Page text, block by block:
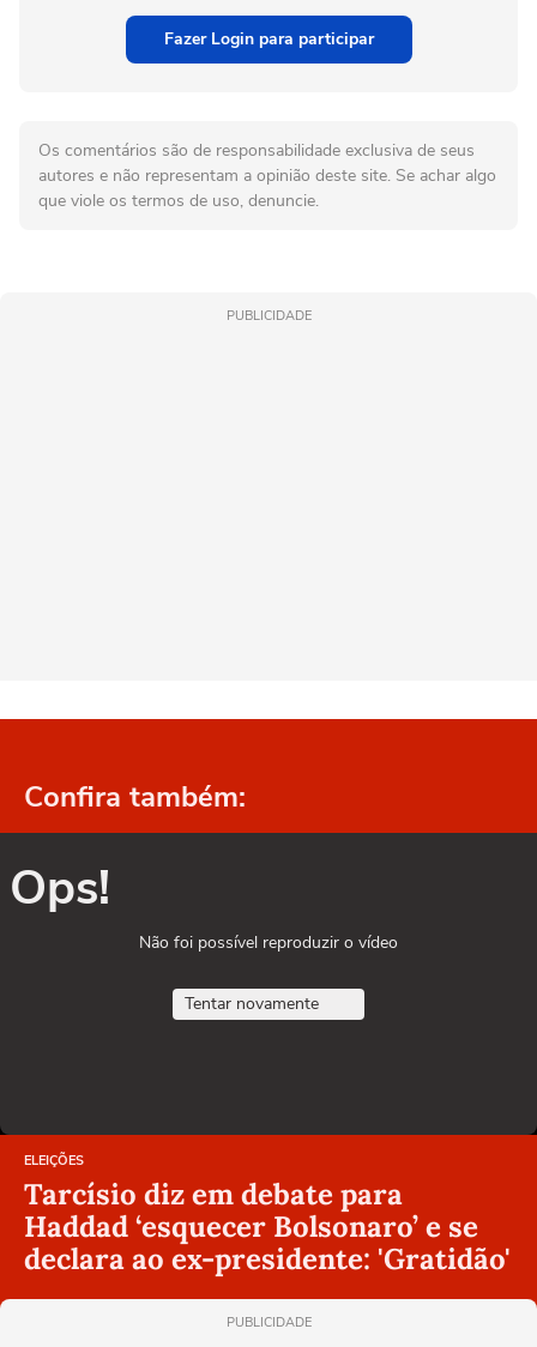
Fazer Login para participar
Os comentários são de responsabilidade exclusiva de seus
autores e não representam a opinião deste site. Se achar algo
que viole os termos de uso, denuncie.
PUBLICIDADE
Confira também:
Ops!
Não foi possível reproduzir o vídeo
Tentar novamente
ELEIÇÕES
Tarcísio diz em debate para
Haddad ‘esquecer Bolsonaro’ e se
declara ao ex-presidente: 'Gratidão'
PUBLICIDADE